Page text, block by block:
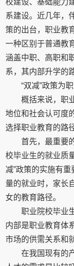
校建设、基础能力
系建设。近几年，
策的出台，职业教
一种区别于普通教
涵盖中职、高职和
系，其内部升学的
“双减”政策为
概括来说，职
地位和社会认可度
选择职业教育的路
首先，最重要
校毕业生的就业质
减”政策的实施有
量的就业时，家长
女的教育路径。
职业院校毕业
内部是职业教育体
市场的供需关系和
在我国现有的